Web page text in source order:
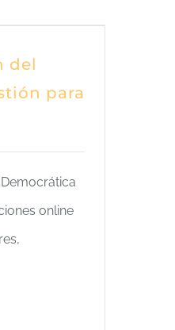
del
para
online